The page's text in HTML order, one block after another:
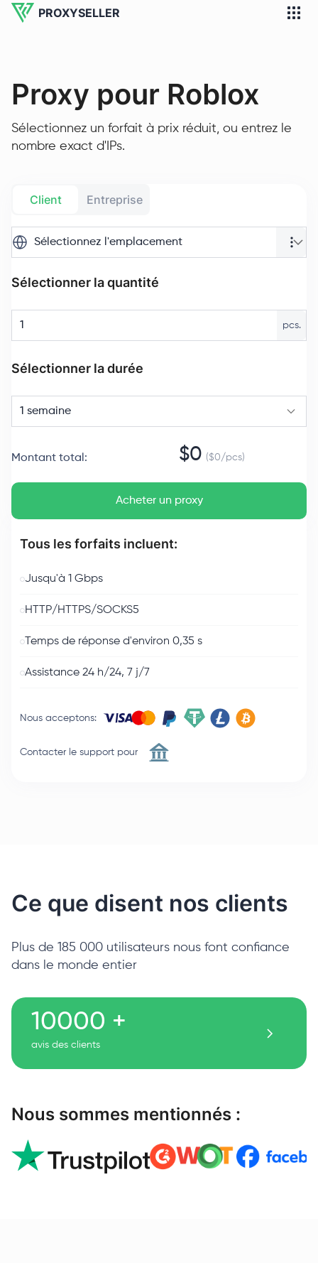
PROXYSELLER
Proxy pour Roblox
Sélectionnez un forfait à prix réduit, ou entrez le
nombre exact d'IPs.
Client Entreprise
Sélectionnez l'emplacement
Sélectionner la quantité
pcs.
Sélectionner la durée
1 semaine
Montant total : $0 ($0/pcs)
Acheter un proxy
Tous les forfaits incluent:
Jusqu'à 1 Gbps
HTTP/HTTPS/SOCKS5
Temps de réponse d'environ 0,35 s
Assistance 24 h/24, 7 j/7
Nous acceptons:
Contacter le support pour
Ce que disent nos clients
Plus de 185 000 utilisateurs nous font confiance
dans le monde entier
10000 +
avis des clients
Nous sommes mentionnés :